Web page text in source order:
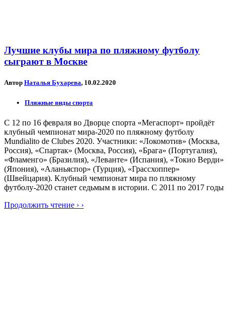
Лучшие клубы мира по пляжному футболу
сыграют в Москве
Автор Наталья Бухарева, 10.02.2020
Пляжные виды спорта
С 12 по 16 февраля во Дворце спорта «Мегаспорт» пройдёт
клубный чемпионат мира-2020 по пляжному футболу
Mundialito de Clubes 2020. Участники: «Локомотив» (Москва,
Россия), «Спартак» (Москва, Россия), «Брага» (Португалия),
«Фламенго» (Бразилия), «Леванте» (Испания), «Токио Верди»
(Япония), «Аланьяспор» (Турция), «Грассхоппер»
(Швейцария). Клубный чемпионат мира по пляжному
футболу-2020 станет седьмым в истории. С 2011 по 2017 годы
Продолжить чтение › ›